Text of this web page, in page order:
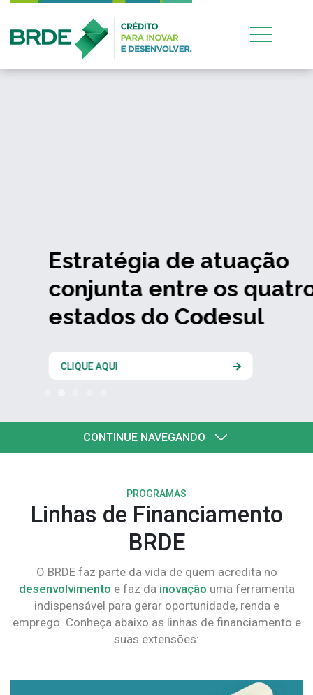
Estratégia de atuação
conjunta entre os quatro
estados do Codesul
CLIQUE AQUI
CONTINUE NAVEGANDO
PROGRAMAS
Linhas de Financiamento
BRDE
O BRDE faz parte da vida de quem acredita no
desenvolvimento e faz da inovação uma ferramenta
indispensável para gerar oportunidade, renda e
emprego. Conheça abaixo as linhas de financiamento e
suas extensões: